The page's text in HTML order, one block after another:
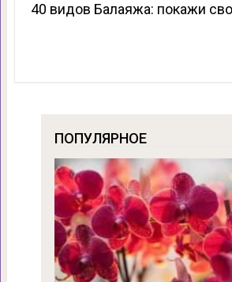
40 видов Балаяжа: покажи
ПОПУЛЯРНОЕ